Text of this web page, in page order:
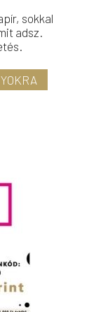
sokkal
adsz.